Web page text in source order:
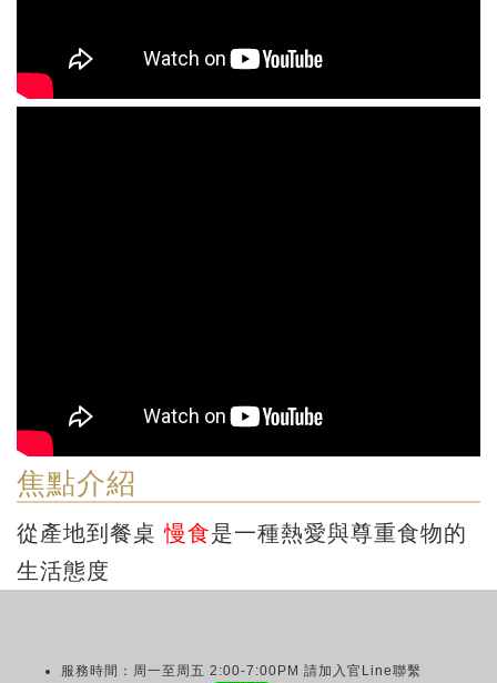
焦點介紹
從產地到餐桌慢食是一種熱愛與尊重食物的
生活態度
服務時間：周一至周五 2:00-7:00PM 請加入官Line聯繫